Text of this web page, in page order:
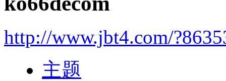
http://www.jbt4.com/
主题